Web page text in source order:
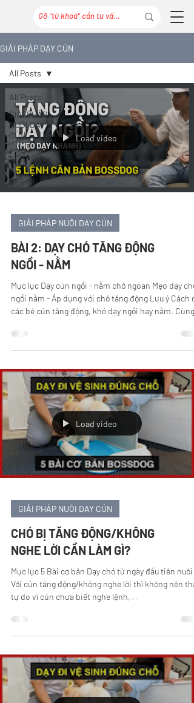
GIẢI PHÁP DẠY CÚN
All Posts
GIẢI PHÁP
NUÔI DẠY
CÚN
All Posts
Load video
GIẢI PHÁP NUÔI DẠY CÚN
BÀI 2: DẠY CHÓ TĂNG ĐỘNG
NGỒI - NẰM
Mục lục Dạy cún ngồi - nằm chờ ngoan Mẹo dạy chó
ngồi nằm - Áp dụng với chó tăng động Lưu ý Cách
các bé cún tăng động, khó dạy ngồi hay nằm. Cùng
ngoan 2. Mẹo dạy chó ngồi nằm - Áp dụng với chó
tăng động Cún tăng động khó dạy -> nên giữ cún
dài, không ngồi --> Kiểm tra sàn có quá trơn khiến
cún khó ngồi hay không. Có thể sử dụng thêm thảm
huấn luyện của BossDog. Nếu cún ch
Load video
GIẢI PHÁP NUÔI DẠY CÚN
CHÓ BỊ TĂNG ĐỘNG/KHÔNG
NGHE LỜI CẦN LÀM GÌ?
Mục lục 5 Bài cơ bản Dạy chó từ ngày đầu tiên nuôi
Với cún tăng động/không nghe lời thì không nên thả
tự do vì cún chưa biết nghe lệnh,...